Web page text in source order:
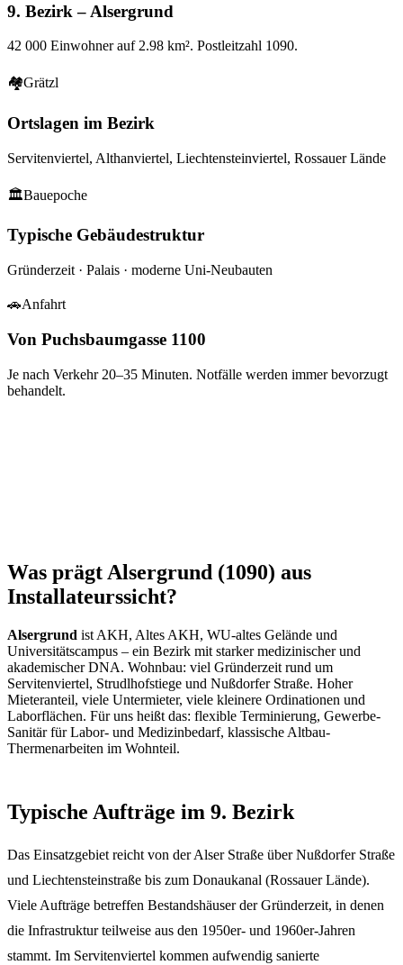
9. Bezirk – Alsergrund
42 000 Einwohner auf 2.98 km². Postleitzahl 1090.
🏘Grätzl
Ortslagen im Bezirk
Servitenviertel, Althanviertel, Liechtensteinviertel, Rossauer Lände
🏛Bauepoche
Typische Gebäudestruktur
Gründerzeit · Palais · moderne Uni-Neubauten
🚗Anfahrt
Von Puchsbaumgasse 1100
Je nach Verkehr 20–35 Minuten. Notfälle werden immer bevorzugt
behandelt.
Was prägt Alsergrund (1090) aus
Installateurssicht?
Alsergrund ist AKH, Altes AKH, WU-altes Gelände und
Universitätscampus – ein Bezirk mit starker medizinischer und
akademischer DNA. Wohnbau: viel Gründerzeit rund um
Servitenviertel, Strudlhofstiege und Nußdorfer Straße. Hoher
Mieteranteil, viele Untermieter, viele kleinere Ordinationen und
Laborflächen. Für uns heißt das: flexible Terminierung, Gewerbe-
Sanitär für Labor- und Medizinbedarf, klassische Altbau-
Thermenarbeiten im Wohnteil.
Typische Aufträge im 9. Bezirk
Das Einsatzgebiet reicht von der Alser Straße über Nußdorfer Straße
und Liechtensteinstraße bis zum Donaukanal (Rossauer Lände).
Viele Aufträge betreffen Bestandshäuser der Gründerzeit, in denen
die Infrastruktur teilweise aus den 1950er- und 1960er-Jahren
stammt. Im Servitenviertel kommen aufwendig sanierte